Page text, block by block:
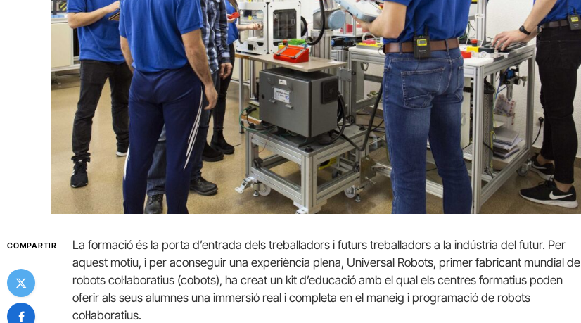
COMPARTIR
La formació és la porta d’entrada dels treballadors i futurs treballadors a la indústria del futur. Per
aquest motiu, i per aconseguir una experiència plena, Universal Robots, primer fabricant mundial de
robots col·laboratius (cobots), ha creat un kit d’educació amb el qual els centres formatius poden
oferir als seus alumnes una immersió real i completa en el maneig i programació de robots
col·laboratius.